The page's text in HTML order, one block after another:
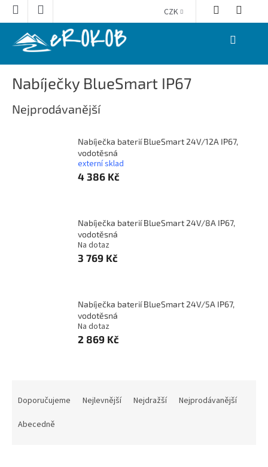
Přejít
CZK
NÁKUPNÍ
Nabíječky BlueSmart IP67
Nejprodávanější
Nabíječka baterií BlueSmart 24V/12A IP67,
vodotěsná
externí sklad
4 386 Kč
Nabíječka baterií BlueSmart 24V/8A IP67,
vodotěsná
Na dotaz
3 769 Kč
Nabíječka baterií BlueSmart 24V/5A IP67,
vodotěsná
Na dotaz
2 869 Kč
Doporučujeme Nejlevnější Nejdražší
Nejprodávanější
Abecedně